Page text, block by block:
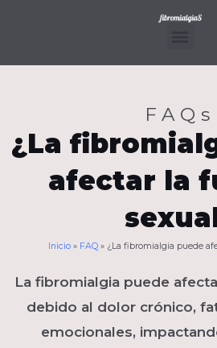
FAQs
¿La
afectar la
Inicio» FAQ» ¿La fibromialgia puede
La fibromialgia puede
debido al dolor crónico,
emocionales,